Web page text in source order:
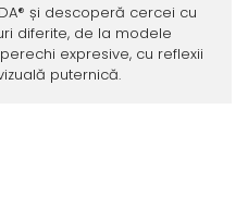
și descoperă cercei cu
diferite, de la modele
expresive, cu reflexii
puternică.